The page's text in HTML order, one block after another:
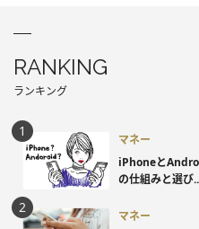
RANKING
ランキング
マネー
iPhoneと
の仕組みと選び
マネー